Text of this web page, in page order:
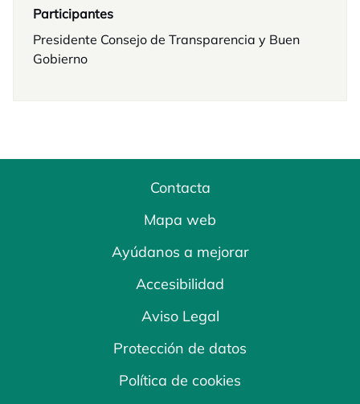
Participantes
Presidente Consejo de Transparencia y Buen
Gobierno
Contacta
Mapa web
Ayúdanos a mejorar
Accesibilidad
Aviso Legal
Protección de datos
Política de cookies